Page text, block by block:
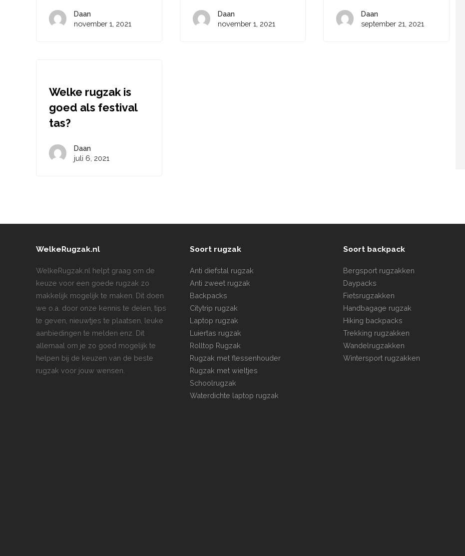
Daan
november 1, 2021
Daan
november 1, 2021
Daan
september 21, 2021
Welke rugzak is
goed als festival
tas?
Daan
juli 6, 2021
WelkeRugzak.nl
WelkeRugzak.nl helpt graag om de
keuze voor een goede rugzak zo
makkelijk mogelijk te maken. Dit doen
we o.a. door onze kennis te delen, tips
te geven, nieuwtjes te plaatsen, leuke
aanbiedingen te melden enz. Dit
allemaal om je zo goed mogelijk te
helpen bij de keuzen van de beste
rugzak voor jouw wensen.
Soort rugzak
Anti diefstal rugzak
Anti zweet rugzak
Backpacks
Citytrip rugzak
Laptop rugzak
Luiertas rugzak
Rolltop Rugzak
Rugzak met flessenhouder
Rugzak met wieltjes
Schoolrugzak
Waterdichte laptop rugzak
Soort backpack
Bergsport rugzakken
Daypacks
Fietsrugzakken
Handbagage rugzak
Hiking backpacks
Trekking rugzakken
Wandelrugzakken
Wintersport rugzakken